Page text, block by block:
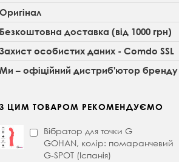
Оригінал
Безкоштовна доставка (від 1000 грн)
Захист особистих даних - Comdo SSL
Ми – офіційний дистриб'ютор бренду
З ЦИМ ТОВАРОМ РЕКОМЕНДУЄМО
Вібратор для точки G
GOHAN, колір: помаранчевий
G-SPOT (Іспанія)